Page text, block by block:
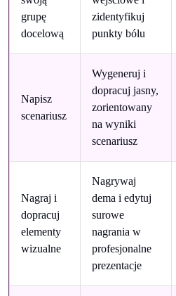
grupę
docelową
zidentyfikuj
punkty bólu
Napisz
scenariusz
Wygeneruj i
dopracuj jasny,
zorientowany
na wyniki
scenariusz
Nagraj i
dopracuj
elementy
wizualne
Nagrywaj
dema i edytuj
surowe
nagrania w
profesjonalne
prezentacje